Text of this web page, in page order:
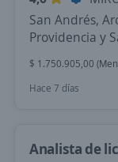
San Andrés,
Providencia y
$ 1.750.905,00
Hace 7 días
Analista de